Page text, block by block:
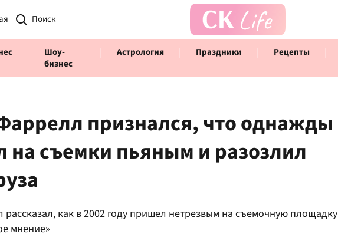
Шоу-
бизнес
Астрология Праздники Рецепты
ВІДВЕРТІ Говорят инфлюенсеры
признался, что однажды
на съемки пьяным и разозлил
как в 2002 году пришел нетрезвым на съемочную площадку
мнение»